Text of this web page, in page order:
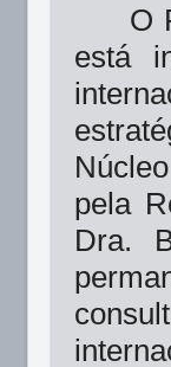
O
está
pela
Dra.